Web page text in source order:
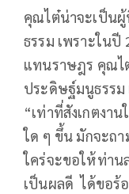
คุณไต๋น่าจะเป็น
ธรรม เพราะในปี
แทนราษฎร คุณไ
ประดิษฐ์มนูธรรม
“เท่าที่สังเกตงา
ใด ๆ ขึ้น มักจะถ
ใคร่จะขอให้ท่าน
เป็นผลดี ได้ขอร้